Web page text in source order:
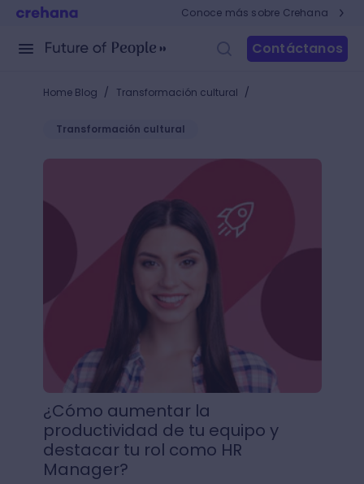
Conoce más sobre Crehana
Contáctanos
Home Blog / Transformación cultural /
Transformación cultural
¿Cómo aumentar la productividad de tu equipo y
¿Cómo aumentar la
productividad de tu equipo y
destacar tu rol como HR
Manager?